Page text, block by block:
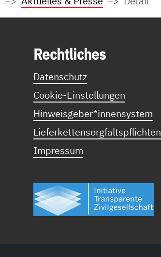
Recht­li­ches
Datenschutz
Cookie-Einstellungen
Hinweisgeber*innensystem
Impressum